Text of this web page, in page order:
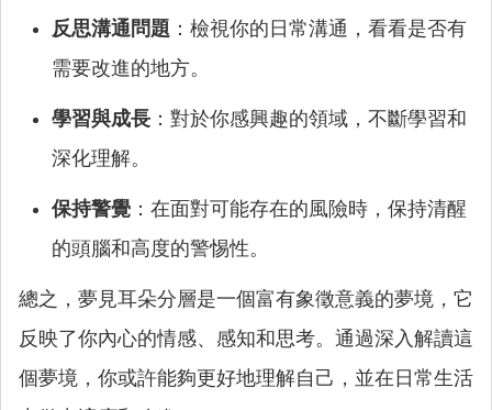
反思溝通問題 ：檢視你的日常溝通，看看是否有
需要改進的地方。
學習與成長 ：對於你感興趣的領域，不斷學習和
深化理解。
保持警覺 ：在面對可能存在的風險時，保持清醒
的頭腦和高度的警惕性。
總之，夢見耳朵分層是一個富有象徵意義的夢境，它
反映了你內心的情感、感知和思考。通過深入解讀這
個夢境，你或許能夠更好地理解自己，並在日常生活